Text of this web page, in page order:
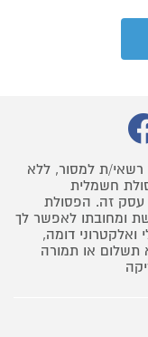
רשאי/ת למסור, ללא
חשמלית
עסק זה. הפסולת
ומחובתו לאפשר לך
דומה,
תשלום או תמורה